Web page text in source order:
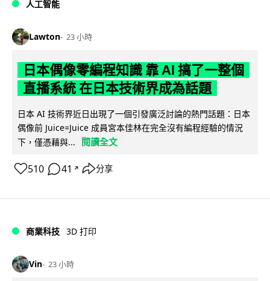
人工智能
Lawton 23 小時
日本偶像零編程知識 靠 AI 搞了一整個
直播系統 在日本技術界成為話題
日本 AI 技術界近日出現了一個引發廣泛討論的熱門話題：日本
偶像前 Juice=Juice 成員宮本佳林在完全沒有編程經驗的情況
下，僅憑藉與...
閱讀全文
510 41 ↗ 分享
商業科技 3D 打印
Vin 23 小時